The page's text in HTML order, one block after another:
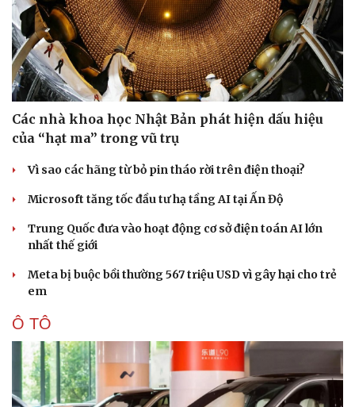
Các nhà khoa học Nhật Bản phát hiện dấu hiệu
của “hạt ma” trong vũ trụ
Vì sao các hãng từ bỏ pin tháo rời trên điện thoại?
Microsoft tăng tốc đầu tư hạ tầng AI tại Ấn Độ
Trung Quốc đưa vào hoạt động cơ sở điện toán AI lớn
nhất thế giới
Meta bị buộc bồi thường 567 triệu USD vì gây hại cho trẻ
em
Ô TÔ